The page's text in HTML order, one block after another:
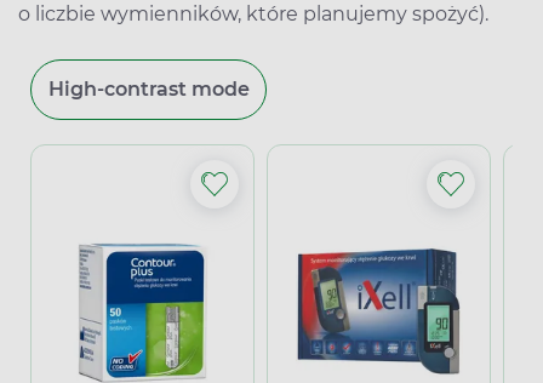
o liczbie wymienników, które planujemy spożyć).
High-contrast mode